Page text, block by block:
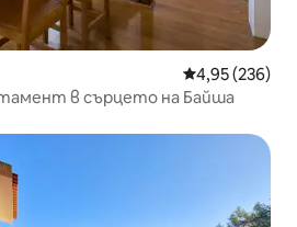
Средна
4,95 (236)
в сърцето на Байша